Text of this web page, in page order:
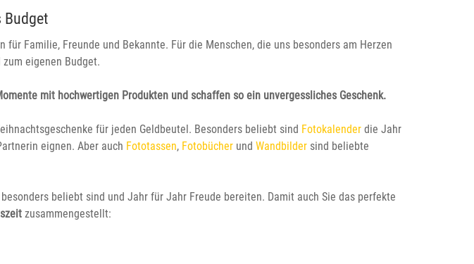
Budget
Familie, Freunde und Bekannte. Für die Menschen, die uns besonders am Herzen
eigenen Budget.
mit hochwertigen Produkten und schaffen so ein unvergessliches Geschenk.
für jeden Geldbeutel. Besonders beliebt sind Fotokalender die Jahr
eignen. Aber auch Fototassen, Fotobücher und Wandbilder sind beliebte
beliebt sind und Jahr für Jahr Freude bereiten. Damit auch Sie das perfekte
zusammengestellt: